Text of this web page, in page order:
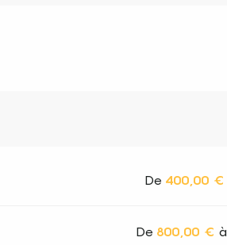
De 400,00 €
De 800,00 € à